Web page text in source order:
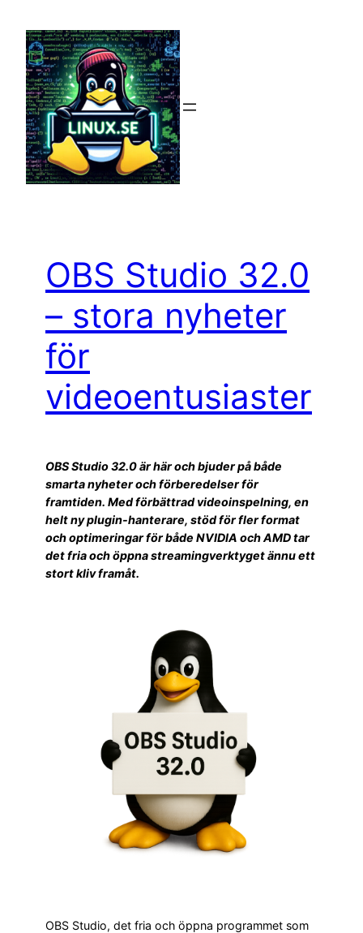
innehåll
OBS Studio 32.0
– stora nyheter
för
videoentusiaster
OBS Studio 32.0 är här och bjuder på både
smarta nyheter och förberedelser för
framtiden. Med förbättrad videoinspelning, en
helt ny plugin-hanterare, stöd för fler format
och optimeringar för både NVIDIA och AMD tar
det fria och öppna streamingverktyget ännu ett
stort kliv framåt.
OBS Studio, det fria och öppna programmet som